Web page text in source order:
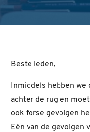
Beste leden,
Inmiddels hebben we
achter de rug en
ook forse gevolgen
Eén van de gevolgen